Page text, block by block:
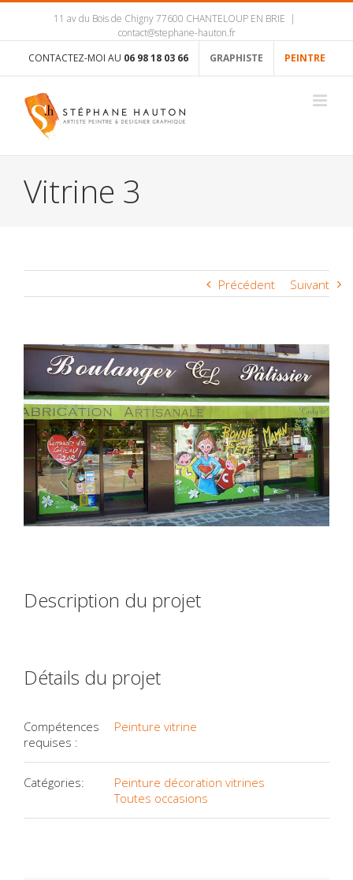
11 av du Bois de Chigny 77600 CHANTELOUP EN BRIE |
contact@stephane-hauton.fr
CONTACTEZ-MOI AU 06 98 18 03 66 GRAPHISTE PEINTRE
Vitrine 3
Précédent Suivant
Description du projet
Détails du projet
Compétences
requises :
Peinture vitrine
Catégories:
Peinture décoration vitrines
Toutes occasions